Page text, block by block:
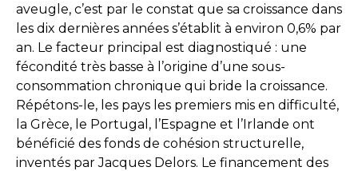
aveugle, c’est par le constat que sa croissance dans
les dix dernières années s’établit à environ 0,6% par
an. Le facteur principal est diagnostiqué : une
fécondité très basse à l’origine d’une sous-
consommation chronique qui bride la croissance.
Répétons-le, les pays les premiers mis en difficulté,
la Grèce, le Portugal, l’Espagne et l’Irlande ont
bénéficié des fonds de cohésion structurelle,
inventés par Jacques Delors. Le financement des